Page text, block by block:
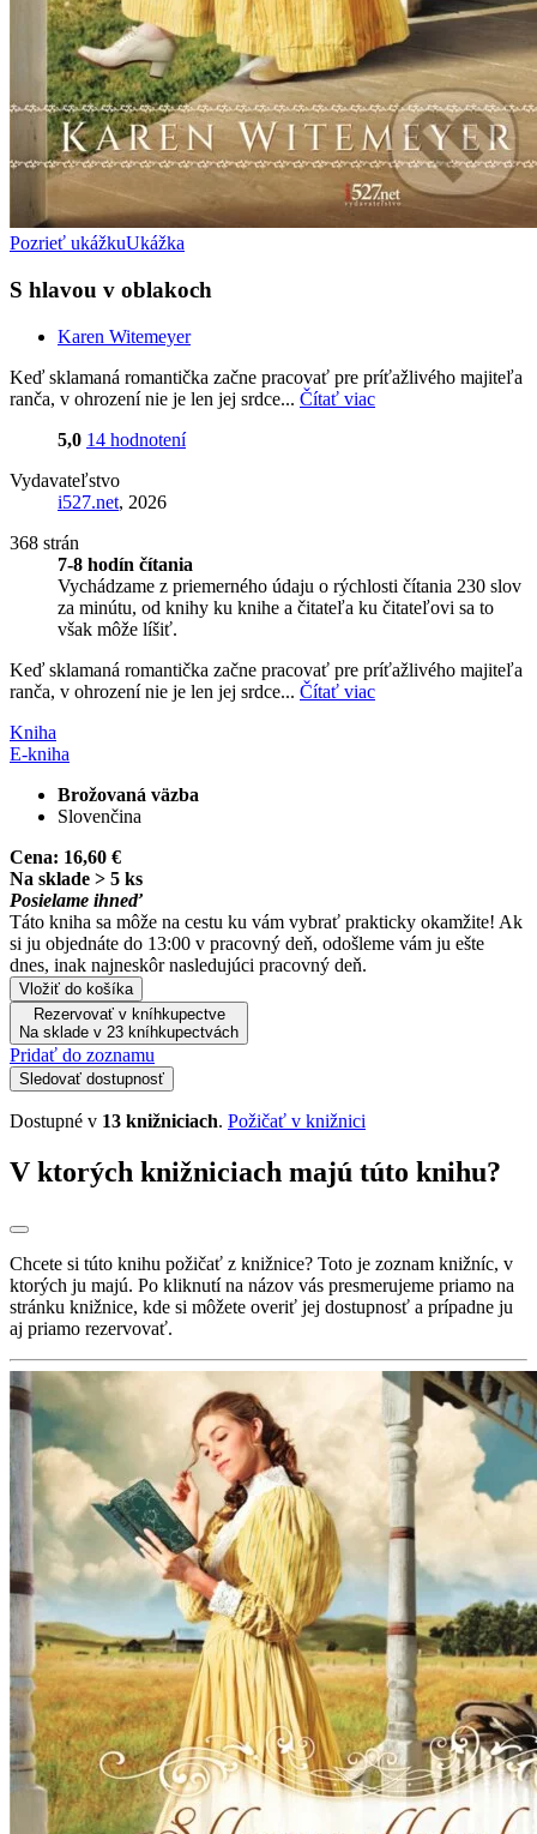
Pozrieť ukážkuUkážka
S hlavou v oblakoch
Karen Witemeyer
Keď sklamaná romantička začne pracovať pre príťažlivého majiteľa
ranča, v ohrození nie je len jej srdce... Čítať viac
5,0 14 hodnotení
Vydavateľstvo
i527.net, 2026
368 strán
7-8 hodín čítania
Vychádzame z priemerného údaju o rýchlosti čítania 230 slov
za minútu, od knihy ku knihe a čitateľa ku čitateľovi sa to
však môže líšiť.
Keď sklamaná romantička začne pracovať pre príťažlivého majiteľa
ranča, v ohrození nie je len jej srdce... Čítať viac
Kniha
E-kniha
Brožovaná väzba
Slovenčina
Cena: 16,60 €
Na sklade > 5 ks
Posielame ihneď
Táto kniha sa môže na cestu ku vám vybrať prakticky okamžite! Ak
si ju objednáte do 13:00 v pracovný deň, odošleme vám ju ešte
dnes, inak najneskôr nasledujúci pracovný deň.
Vložiť do košíka
Rezervovať v kníhkupectve
Na sklade v 23 kníhkupectvách
Pridať do zoznamu
Sledovať dostupnosť
Dostupné v 13 knižniciach. Požičať v knižnici
V ktorých knižniciach majú túto knihu?
Chcete si túto knihu požičať z knižnice? Toto je zoznam knižníc, v
ktorých ju majú. Po kliknutí na názov vás presmerujeme priamo na
stránku knižnice, kde si môžete overiť jej dostupnosť a prípadne ju
aj priamo rezervovať.